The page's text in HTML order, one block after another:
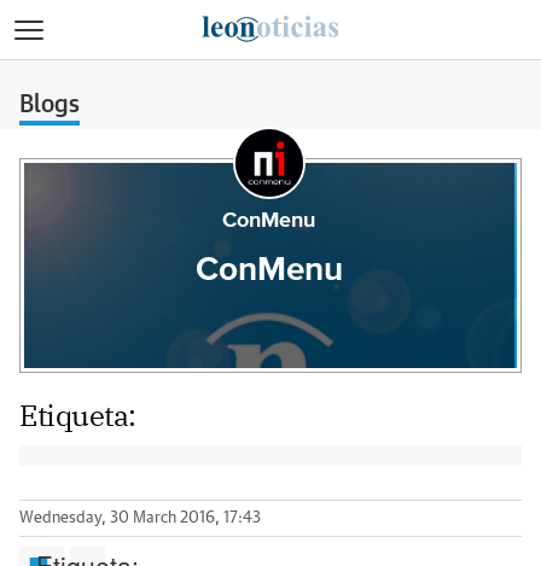
Blogs
ConMenu
ConMenu
Etiqueta:
Wednesday, 30 March 2016, 17:43